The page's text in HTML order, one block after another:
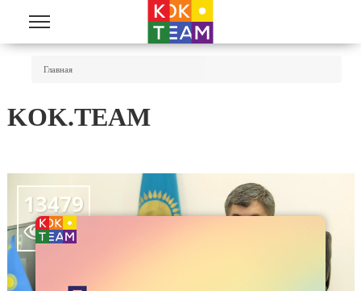
Перейти к основному содержанию
Главная
KOK.TEAM
13479
